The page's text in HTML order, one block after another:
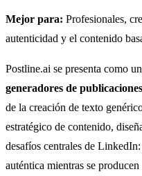
Mejor para: Profesionales,
autenticidad y el contenido
Postline.ai se presenta como
generadores de
de la creación de texto
estratégico de contenido,
desafíos centrales de
auténtica mientras se